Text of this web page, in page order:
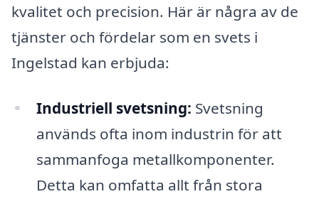
kvalitet och precision. Här är några av de
tjänster och fördelar som en svets i
Ingelstad kan erbjuda:
Industriell svetsning: Svetsning
används ofta inom industrin för att
sammanfoga metallkomponenter.
Detta kan omfatta allt från stora